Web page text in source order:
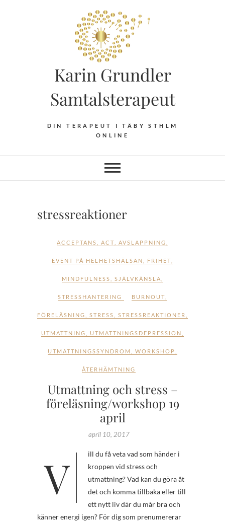
Karin Grundler
Samtalsterapeut
DIN TERAPEUT I TÄBY STHLM
ONLINE
stressreaktioner
ACCEPTANS ACT AVSLAPPNING
EVENT PÅ HELHETSHÄLSAN FRIHET
MINDFULNESS SJÄLVKÄNSLA
STRESSHANTERING BURNOUT
FÖRELÄSNING STRESS STRESSREAKTIONER
UTMATTNING UTMATTNINGSDEPRESSION
UTMATTNINGSSYNDROM WORKSHOP
ÅTERHÄMTNING
Utmattning och stress –
föreläsning/workshop 19
april
april 10, 2017
Vill du få veta vad som händer i
kroppen vid stress och
utmattning? Vad kan du göra åt
det och komma tillbaka eller till
ett nytt liv där du mår bra och
känner energi igen? För dig som prenumererar